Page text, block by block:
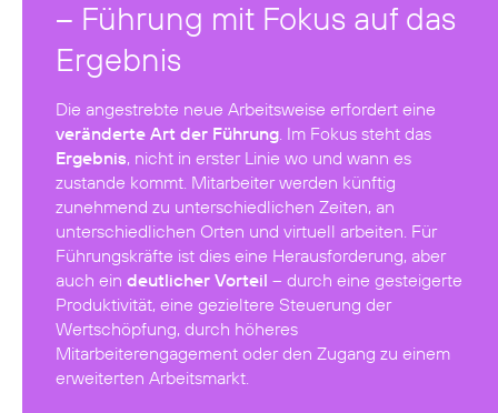
– Führung mit Fokus auf das
Ergebnis
Die angestrebte neue Arbeitsweise erfordert eine
veränderte Art der Führung . Im Fokus steht das
Ergebnis, nicht in erster Linie wo und wann es
zustande kommt. Mitarbeiter werden künftig
zunehmend zu unterschiedlichen Zeiten, an
unterschiedlichen Orten und virtuell arbeiten. Für
Führungskräfte ist dies eine Herausforderung, aber
auch ein deutlicher Vorteil – durch eine gesteigerte
Produktivität, eine gezieltere Steuerung der
Wertschöpfung, durch höheres
Mitarbeiterengagement oder den Zugang zu einem
erweiterten Arbeitsmarkt.